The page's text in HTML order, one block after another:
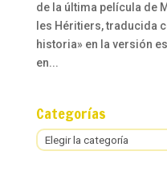
de la última película de
les Héritiers, traducida
historia» en la versión
en...
Categorías
Categorías